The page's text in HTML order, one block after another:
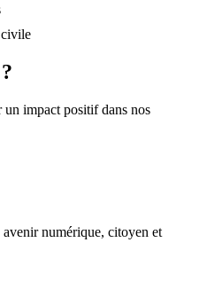
civile
un impact positif dans nos
numérique, citoyen et